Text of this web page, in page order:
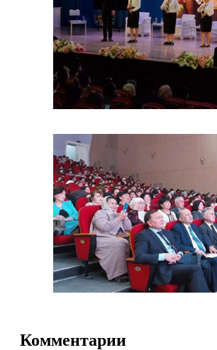
Комментарии